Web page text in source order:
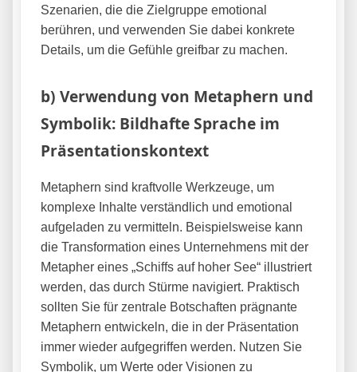
Szenarien, die die Zielgruppe emotional
berühren, und verwenden Sie dabei konkrete
Details, um die Gefühle greifbar zu machen.
b) Verwendung von Metaphern und
Symbolik: Bildhafte Sprache im
Präsentationskontext
Metaphern sind kraftvolle Werkzeuge, um
komplexe Inhalte verständlich und emotional
aufgeladen zu vermitteln. Beispielsweise kann
die Transformation eines Unternehmens mit der
Metapher eines „Schiffs auf hoher See“ illustriert
werden, das durch Stürme navigiert. Praktisch
sollten Sie für zentrale Botschaften prägnante
Metaphern entwickeln, die in der Präsentation
immer wieder aufgegriffen werden. Nutzen Sie
Symbolik, um Werte oder Visionen zu